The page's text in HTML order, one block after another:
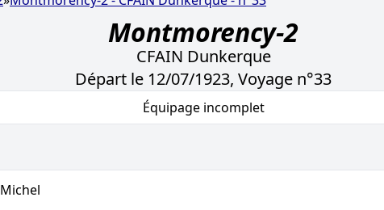
Montmorency-2
CFAIN Dunkerque
Départ le 12/07/1923, Voyage n°33
Équipage incomplet
Michel